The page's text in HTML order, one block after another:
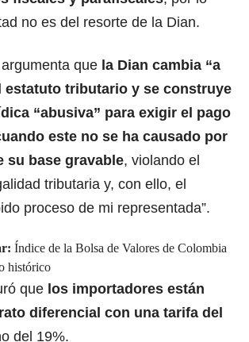
no es del resorte de la Dian.
que la Dian cambia “a
estatuto tributario y se construye
“abusiva” para exigir el pago
este no se ha causado por
su base gravable, violando el
tributaria y, con ello, el
proceso de mi representada”.
Índice de la Bolsa de Valores de Colombia
histórico
que los importadores están
diferencial con una tarifa del
del 19%.